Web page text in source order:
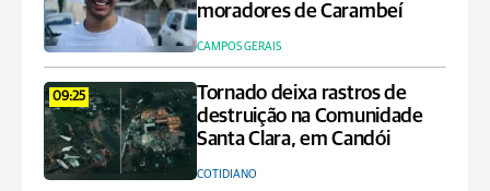
moradores de Carambeí
CAMPOS GERAIS
09:25
Tornado deixa rastros de
destruição na Comunidade
Santa Clara, em Candói
COTIDIANO